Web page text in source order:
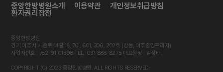
중앙한방병원소개 이용약관 개인정보취급방침
환자권리장전
중앙한방병원
경기 여주시 세종로 14길 18, 701, 601, 306, 202호 (창동, 여주중앙프라자)
사업자번호 : 782-91-01598 TEL : 031-886-8275 대표원장 : 김상태
COPYRIGHT (C) 2023 중앙한방병원. ALL RIGHTS RESERVED.